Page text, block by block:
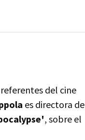
del cine
es directora de
, sobre el